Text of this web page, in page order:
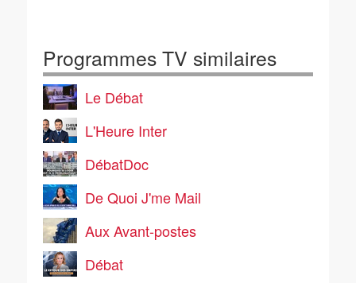
Programmes TV similaires
Le Débat
L'Heure Inter
DébatDoc
De Quoi J'me Mail
Aux Avant-postes
Débat